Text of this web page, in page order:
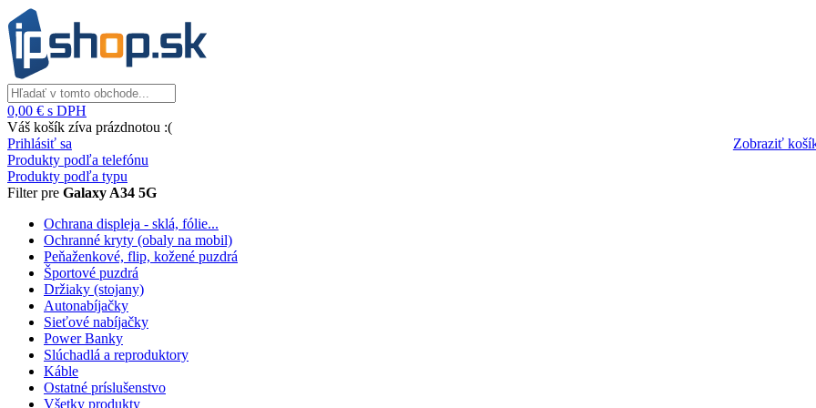
0,00 € s DPH
Váš košík zíva prázdnotou :(
Zobraziť
Prihlásiť sa
Produkty podľa telefónu
Produkty podľa typu
Filter pre Galaxy A34 5G
Ochrana displeja - sklá, fólie...
Ochranné kryty (obaly na mobil)
Peňaženkové, flip, kožené puzdrá
Športové puzdrá
Držiaky (stojany)
Autonabíjačky
Sieťové nabíjačky
Power Banky
Slúchadlá a reproduktory
Káble
Ostatné príslušenstvo
Všetky produkty